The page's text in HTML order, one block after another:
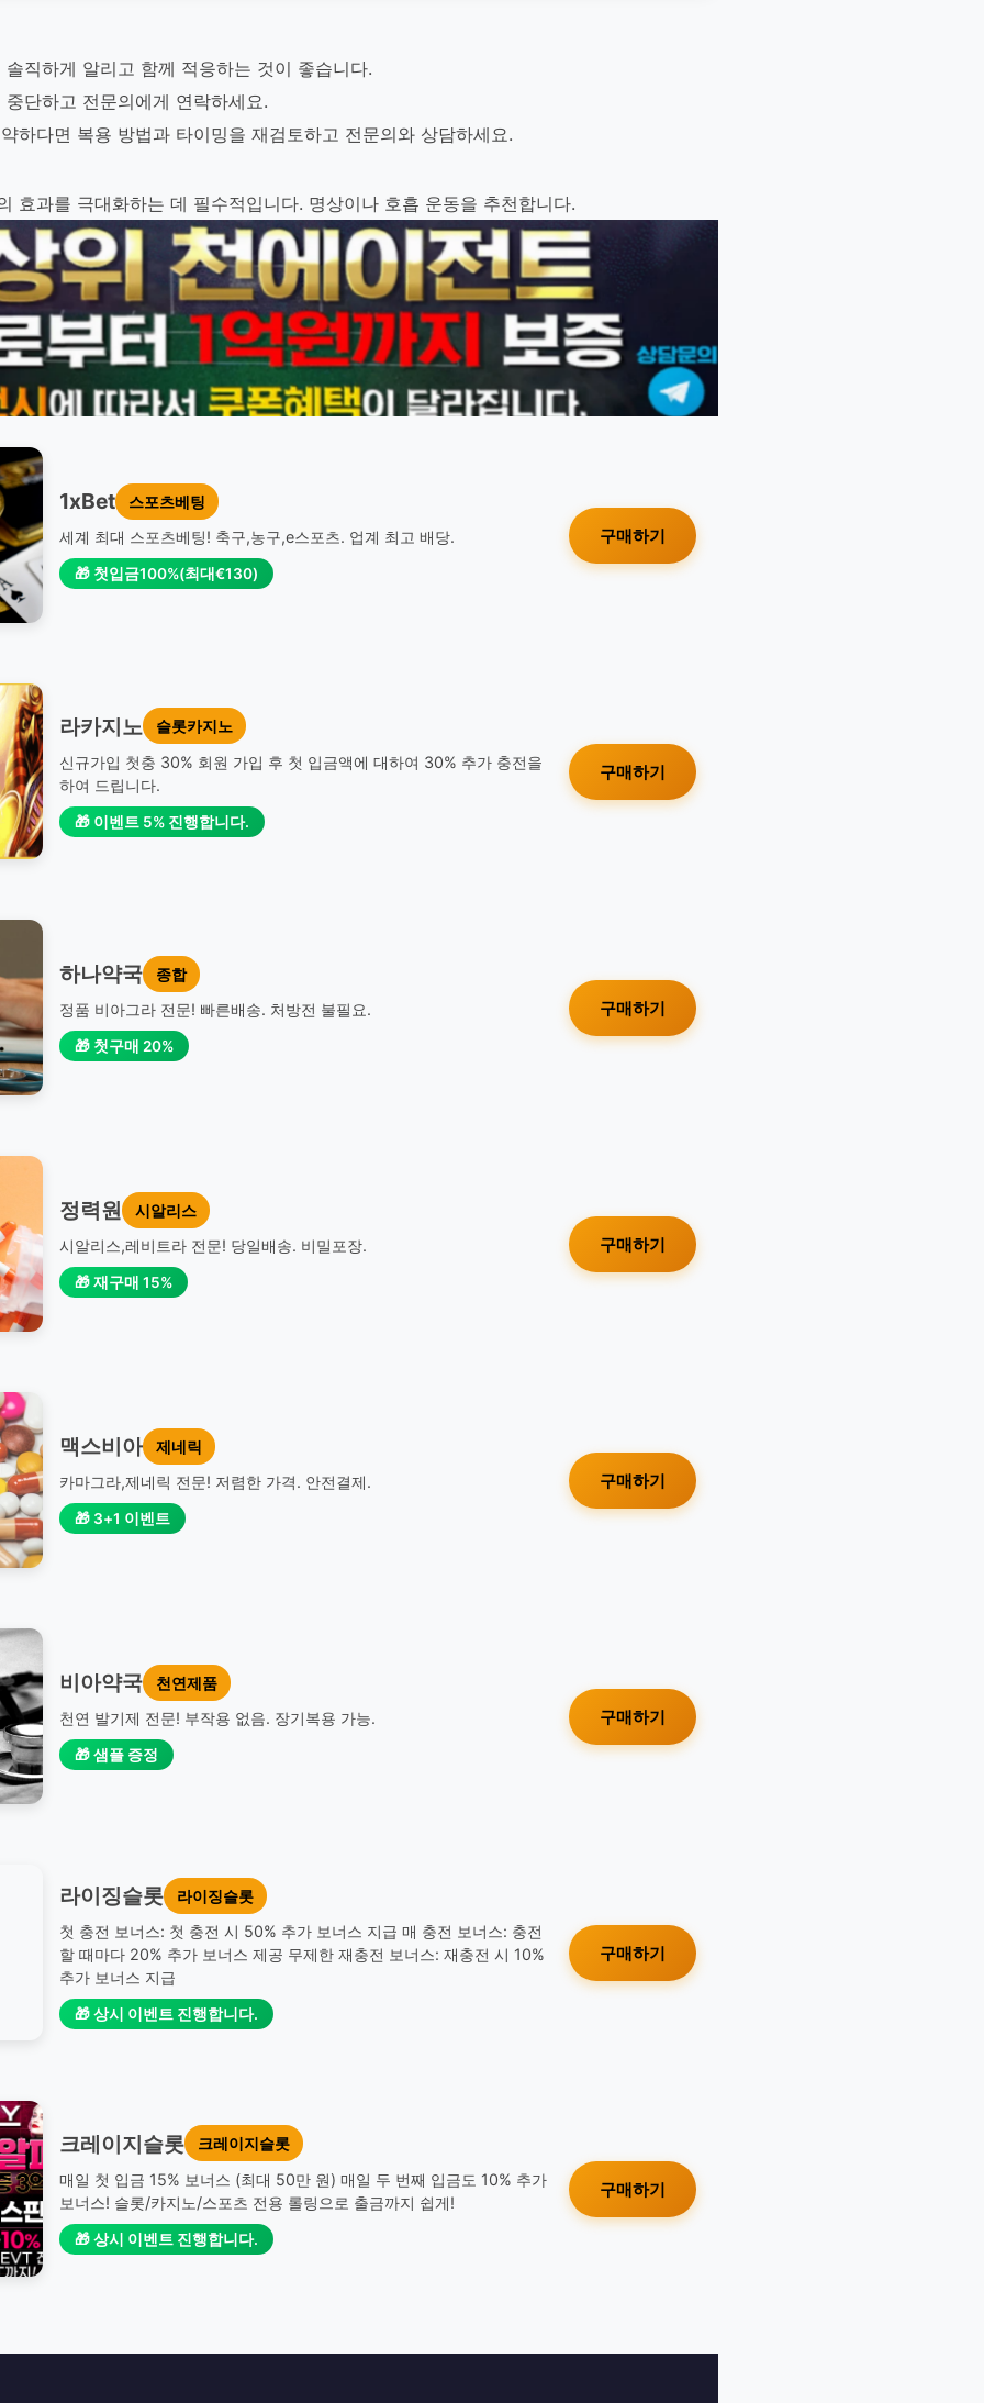
직하게 알리고 함께 적응하는 것이 좋습니다.
단하고 전문의에게 연락하세요.
하다면 복용 방법과 타이밍을 재검토하고 전문의와 상담하세요.
효과를 극대화하는 데 필수적입니다. 명상이나 호흡 운동을 추천합니다.
1xBet
스포츠베팅
세계 최대 스포츠베팅! 축구,농구,e스포츠. 업계 최고 배당.
🎁 첫입금100%(최대€130)
구매하기
라카지노
슬롯카지노
신규가입 첫충 30% 회원 가입 후 첫 입금액에 대하여 30% 추가 충전을
하여 드립니다.
🎁 이벤트 5% 진행합니다.
구매하기
하나약국
종합
정품 비아그라 전문! 빠른배송. 처방전 불필요.
🎁 첫구매 20%
구매하기
정력원
시알리스
시알리스,레비트라 전문! 당일배송. 비밀포장.
🎁 재구매 15%
구매하기
맥스비아
제네릭
카마그라,제네릭 전문! 저렴한 가격. 안전결제.
🎁 3+1 이벤트
구매하기
비아약국
천연제품
천연 발기제 전문! 부작용 없음. 장기복용 가능.
🎁 샘플 증정
구매하기
라이징슬롯
라이징슬롯
첫 충전 보너스: 첫 충전 시 50% 추가 보너스 지급 매 충전 보너스: 충전
할 때마다 20% 추가 보너스 제공 무제한 재충전 보너스: 재충전 시 10%
추가 보너스 지급
🎁 상시 이벤트 진행합니다.
구매하기
크레이지슬롯
크레이지슬롯
매일 첫 입금 15% 보너스 (최대 50만 원) 매일 두 번째 입금도 10% 추가
보너스! 슬롯/카지노/스포츠 전용 롤링으로 출금까지 쉽게!
🎁 상시 이벤트 진행합니다.
구매하기